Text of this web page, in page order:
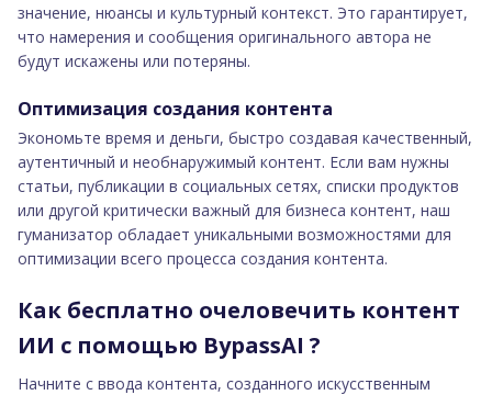
значение, нюансы и культурный контекст. Это гарантирует,
что намерения и сообщения оригинального автора не
будут искажены или потеряны.
Оптимизация создания контента
Экономьте время и деньги, быстро создавая качественный,
аутентичный и необнаружимый контент. Если вам нужны
статьи, публикации в социальных сетях, списки продуктов
или другой критически важный для бизнеса контент, наш
гуманизатор обладает уникальными возможностями для
оптимизации всего процесса создания контента.
Как бесплатно очеловечить контент
ИИ с помощью BypassAI ?
Начните с ввода контента, созданного искусственным